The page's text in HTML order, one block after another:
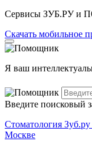
Сервисы ЗУБ.РУ
Скачать мобильное
Я ваш
Введите поисковый
Стоматология
Москве